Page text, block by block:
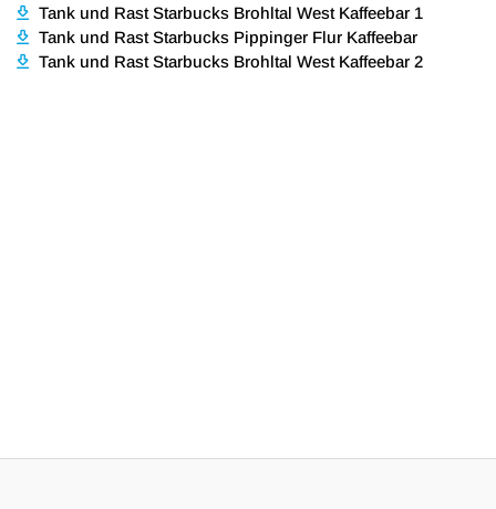
Tank und Rast Starbucks Brohltal West Kaffeebar 1
Tank und Rast Starbucks Pippinger Flur Kaffeebar
Tank und Rast Starbucks Brohltal West Kaffeebar 2